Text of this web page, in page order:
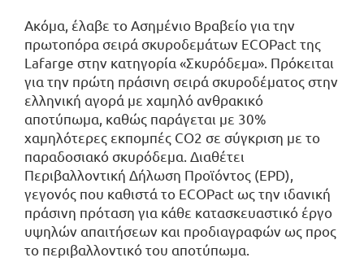
Ακόμα, έλαβε το Ασημένιο Βραβείο για την
πρωτοπόρα σειρά σκυροδεμάτων ECOPact της
Lafarge στην κατηγορία «Σκυρόδεμα». Πρόκειται
για την πρώτη πράσινη σειρά σκυροδέματος στην
ελληνική αγορά με χαμηλό ανθρακικό
αποτύπωμα, καθώς παράγεται με 30%
χαμηλότερες εκπομπές CO2 σε σύγκριση με το
παραδοσιακό σκυρόδεμα. Διαθέτει
Περιβαλλοντική Δήλωση Προϊόντος (EPD),
γεγονός που καθιστά το ECOPact ως την ιδανική
πράσινη πρόταση για κάθε κατασκευαστικό έργο
υψηλών απαιτήσεων και προδιαγραφών ως προς
το περιβαλλοντικό του αποτύπωμα.